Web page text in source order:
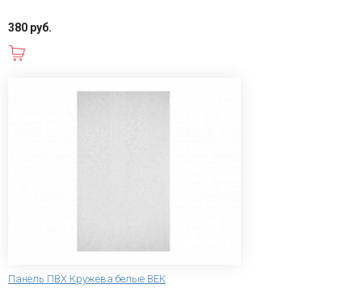
380 руб.
Панель ПВХ Кружева белые ВЕК